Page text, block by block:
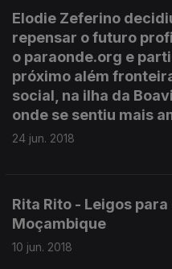
Elodie Zeferino
repensar o futuro
o paraonde.org e
próximo além
social, na ilha da
onde se sentiu mais
24 jun. 2018
Rita Rito - Leigos
Moçambique
10 jun. 2018